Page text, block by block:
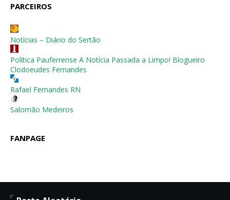
PARCEIROS
Notícias – Diário do Sertão
Política Pauferrense A Notícia Passada a Limpo! Blogueiro
Clodoeudes Fernandes
Rafael Fernandes RN
Salomão Medeiros
FANPAGE